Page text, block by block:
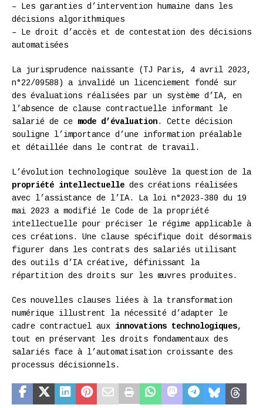
– Les garanties d’intervention humaine dans les
décisions algorithmiques
– Le droit d’accès et de contestation des décisions
automatisées
La jurisprudence naissante (TJ Paris, 4 avril 2023,
n°22/09588) a invalidé un licenciement fondé sur
des évaluations réalisées par un système d’IA, en
l’absence de clause contractuelle informant le
salarié de ce mode d’évaluation. Cette décision
souligne l’importance d’une information préalable
et détaillée dans le contrat de travail.
L’évolution technologique soulève la question de la
propriété intellectuelle des créations réalisées
avec l’assistance de l’IA. La loi n°2023-380 du 19
mai 2023 a modifié le Code de la propriété
intellectuelle pour préciser le régime applicable à
ces créations. Une clause spécifique doit désormais
figurer dans les contrats des salariés utilisant
des outils d’IA créative, définissant la
répartition des droits sur les œuvres produites.
Ces nouvelles clauses liées à la transformation
numérique illustrent la nécessité d’adapter le
cadre contractuel aux innovations technologiques,
tout en préservant les droits fondamentaux des
salariés face à l’automatisation croissante des
processus décisionnels.